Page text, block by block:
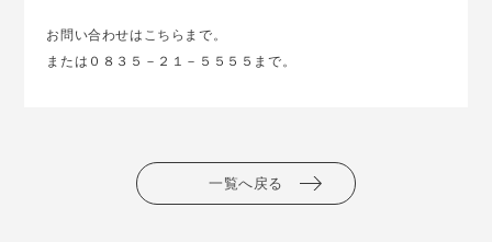
お問い合わせは こちら まで。
または０８３５－２１－５５５５まで。
一覧へ戻る